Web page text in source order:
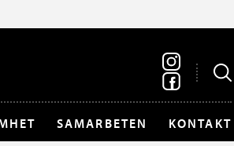
SAMARBETEN KONTAKT